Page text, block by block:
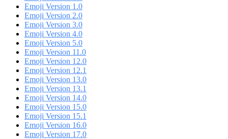
Emoji Version 1.0
Emoji Version 2.0
Emoji Version 3.0
Emoji Version 4.0
Emoji Version 5.0
Emoji Version 11.0
Emoji Version 12.0
Emoji Version 12.1
Emoji Version 13.0
Emoji Version 13.1
Emoji Version 14.0
Emoji Version 15.0
Emoji Version 15.1
Emoji Version 16.0
Emoji Version 17.0